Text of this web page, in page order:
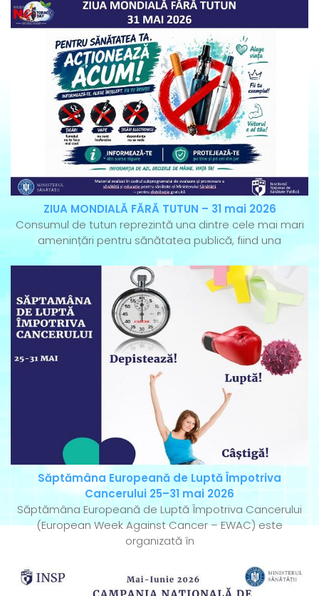
ZIUA MONDIALĂ FĂRĂ TUTUN – 31 mai 2026
Consumul de tutun reprezintă una dintre cele mai mari
amenințări pentru sănătatea publică, fiind una
Săptămâna Europeană de Luptă Împotriva
Cancerului 25–31 mai 2026
Săptămâna Europeană de Luptă Împotriva Cancerului
(European Week Against Cancer – EWAC) este
organizată în